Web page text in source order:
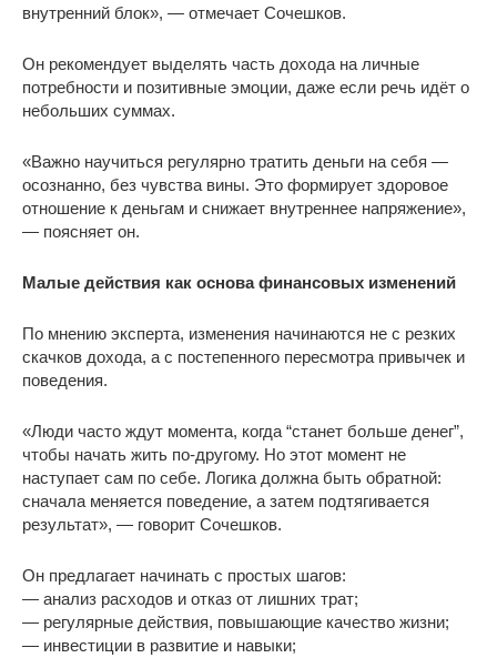
внутренний блок», — отмечает Сочешков.
Он рекомендует выделять часть дохода на личные
потребности и позитивные эмоции, даже если речь идёт о
небольших суммах.
«Важно научиться регулярно тратить деньги на себя —
осознанно, без чувства вины. Это формирует здоровое
отношение к деньгам и снижает внутреннее напряжение»,
— поясняет он.
Малые действия как основа финансовых изменений
По мнению эксперта, изменения начинаются не с резких
скачков дохода, а с постепенного пересмотра привычек и
поведения.
«Люди часто ждут момента, когда “станет больше денег”,
чтобы начать жить по-другому. Но этот момент не
наступает сам по себе. Логика должна быть обратной:
сначала меняется поведение, а затем подтягивается
результат», — говорит Сочешков.
Он предлагает начинать с простых шагов:
— анализ расходов и отказ от лишних трат;
— регулярные действия, повышающие качество жизни;
— инвестиции в развитие и навыки;